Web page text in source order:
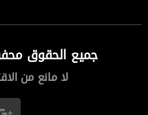
جميع الحقوق
لا مانع من